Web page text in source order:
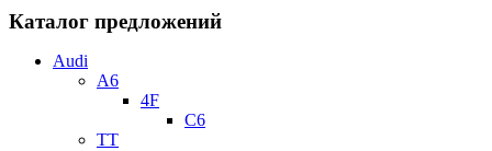
Каталог предложений
Audi
A6
4F
C6
TT